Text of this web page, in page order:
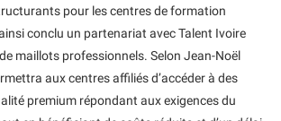
pour les centres de formation
ainsi conclu un partenariat avec Talent Ivoire
maillots professionnels. Selon Jean-Noël
aux centres affiliés d’accéder à des
premium répondant aux exigences du